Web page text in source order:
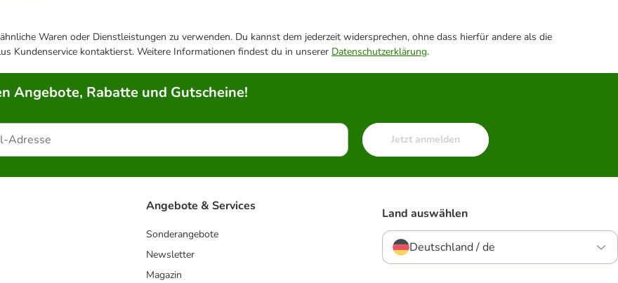
Waren oder Dienstleistungen zu verwenden. Du kannst dem jederzeit widersprechen, ohne dass hierfür andere als die
Kundenservice kontaktierst. Weitere Informationen findest du in unserer Datenschutzerklärung.
Angebote, Rabatte und Gutscheine!
Jetzt anmelden
Angebote & Services
Sonderangebote
Newsletter
Magazin
Land auswählen
Deutschland / de